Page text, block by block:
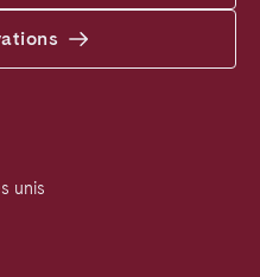
unis